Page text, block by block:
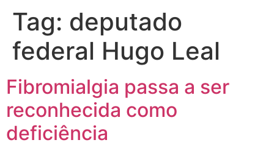
Tag: deputado
federal Hugo Leal
Fibromialgia passa a ser
reconhecida como
deficiência